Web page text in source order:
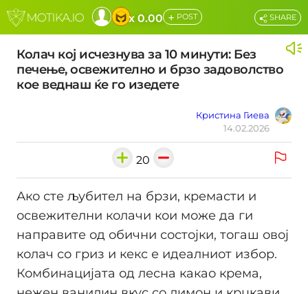
x 0.00 + POST
Колач кој исчезнува за 10 минути: Без
печење, освежително и брзо задоволство
кое веднаш ќе го изедете
Кристина Гиева
14.02.2026
SHARE
20
Ако сте љубител на брзи, кремасти и
освежителни колачи кои може да ги
направите од обични состојки, тогаш овој
колач со гриз и кекс е идеалниот избор.
Комбинацијата од лесна какао крема,